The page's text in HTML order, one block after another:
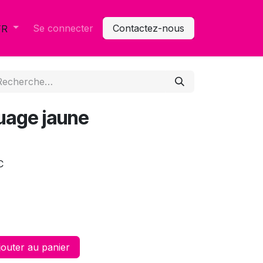
Se connecter Contactez-nous
jaune
au panier